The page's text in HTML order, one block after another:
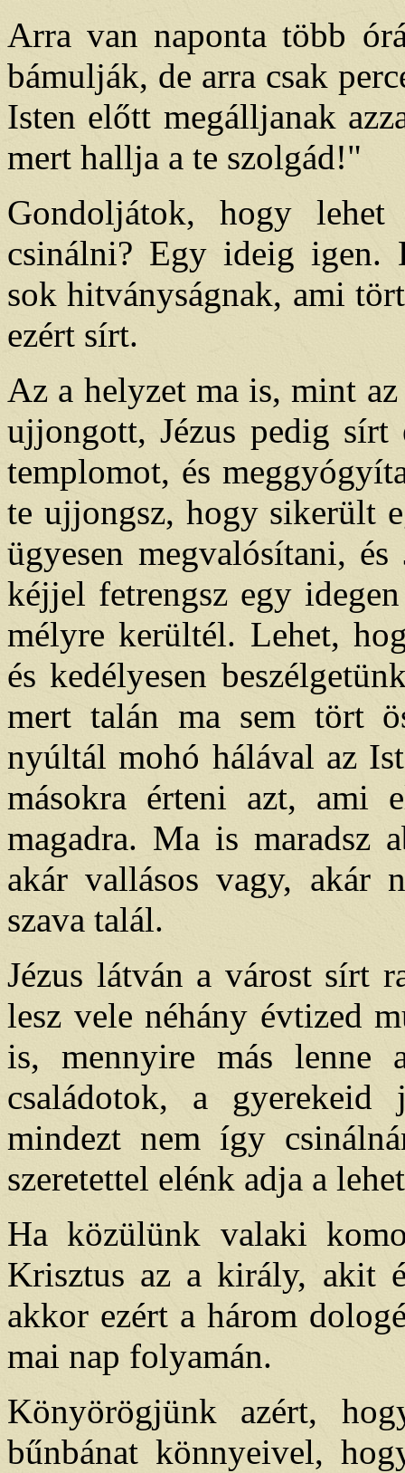
Arra van naponta több
bámulják, de arra csak
Isten előtt megálljanak
mert hallja a te szolgád!"
Gondoljátok, hogy lehet
csinálni? Egy ideig igen.
sok hitványságnak, ami
ezért sírt.
Az a helyzet ma is, mint
ujjongott, Jézus pedig
templomot, és
te ujjongsz, hogy sikerült
ügyesen megvalósítani,
kéjjel fetrengsz egy
mélyre kerültél. Lehet,
és kedélyesen
mert talán ma sem tört
nyúltál mohó hálával az
másokra érteni azt, ami
magadra. Ma is maradsz
akár vallásos vagy, akár
szava talál.
Jézus látván a várost sírt
lesz vele néhány évtized
is, mennyire más lenne
családotok, a gyerekeid
mindezt nem így
szeretettel elénk adja a
Ha közülünk valaki
Krisztus az a király, akit
akkor ezért a három
mai nap folyamán.
Könyörögjünk azért,
bűnbánat könnyeivel,